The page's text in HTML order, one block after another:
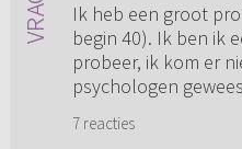
Ik heb een groot
begin 40). Ik ben ik
probeer, ik kom er
psychologen
7 reacties